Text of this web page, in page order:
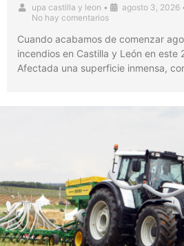
upa castilla y leon • agosto 3, 2026
No hay comentarios
Cuando acabamos de comenzar
incendios en Castilla y León en este
Afectada una superficie inmensa,